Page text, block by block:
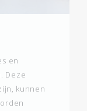
en
Deze
kunnen